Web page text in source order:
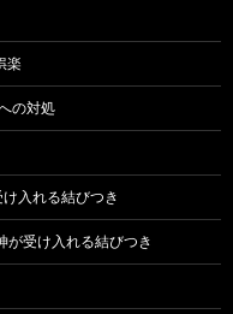
楽
の対処
入れる結びつき
が受け入れる結びつき